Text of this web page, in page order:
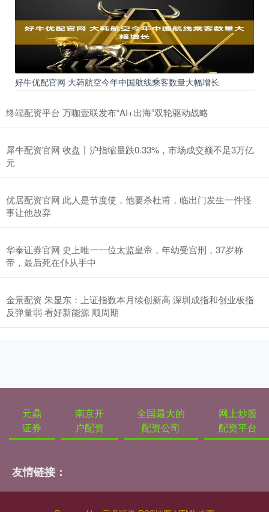
好牛优配官网 大韩航空今年中国航线乘客数量大幅增长
终端配资平台 万咖壹联发布“AI+出海”双轮驱动战略
犀牛配资官网 收盘丨沪指缩量跌0.33%，市场成交额不足3万亿
元
优居配资官网 此人是节度使，他要杀杜甫，临出门发生一件怪
事让他放弃
华泰证券官网 史上唯一一位太监皇帝，年幼受宫刑，37岁称
帝，最后死在仆从手中
金景配资 朱显东：上证指数本月续创新高 深圳成指和创业板指
反弹量弱 看好新能源 顺周期
元鼎
证券
南京开
户配资
全国最大的
配资公司
网上炒股
配资平台
友情链接：